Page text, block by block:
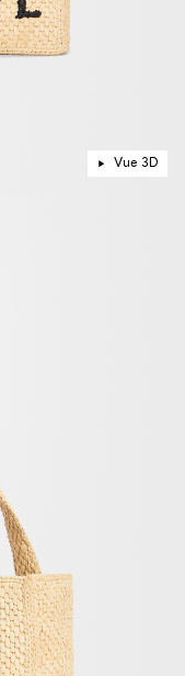
Vue 3D